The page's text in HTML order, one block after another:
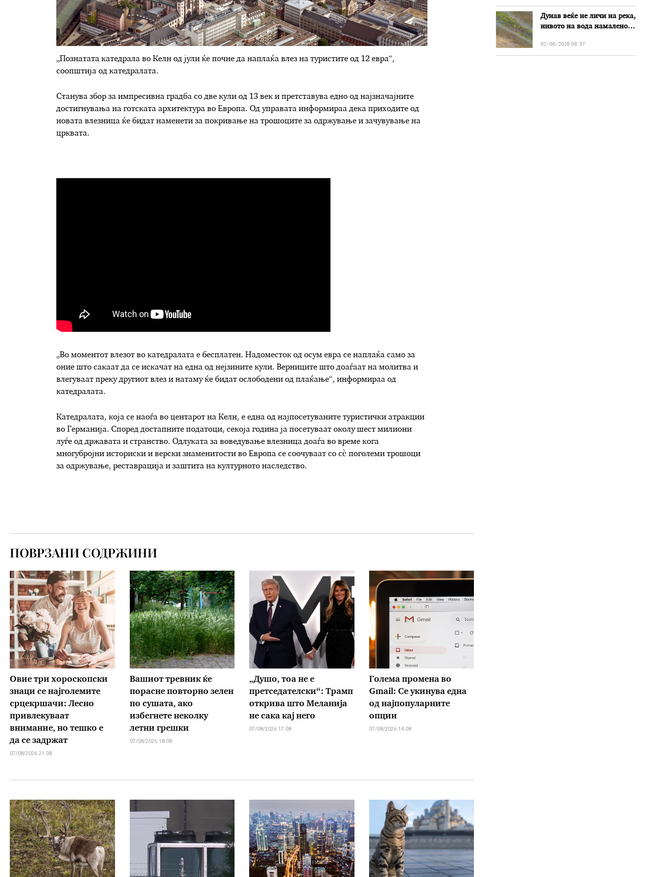
„Познатата катедрала во Келн од јули ќе почне да наплаќа влез на туристите од 12 евра“,
соопштија од катедралата.
Станува збор за импресивна градба со две кули од 13 век и претставува едно од најзначајните
достигнувања на готската архитектура во Европа. Од управата информираа дека приходите од
новата влезница ќе бидат наменети за покривање на трошоците за одржување и зачувување на
црквата.
„Во моментот влезот во катедралата е бесплатен. Надоместок од осум евра се наплаќа само за
оние што сакаат да се искачат на една од нејзините кули. Верниците што доаѓаат на молитва и
влегуваат преку другиот влез и натаму ќе бидат ослободени од плаќање“, информираа од
катедралата.
Катедралата, која се наоѓа во центарот на Келн, е една од најпосетуваните туристички атракции
во Германија. Според достапните податоци, секоја година ја посетуваат околу шест милиони
луѓе од државата и странство. Одлуката за воведување влезница доаѓа во време кога
многубројни историски и верски знаменитости во Европа се соочуваат со сè поголеми трошоци
за одржување, реставрација и заштита на културното наследство.
ПОВРЗАНИ СОДРЖИНИ
Овие три хороскопски
знаци се најголемите
срцекршачи: Лесно
привлекуваат
внимание, но тешко е
да се задржат
07/08/2026 21:08
Вашиот тревник ќе
порасне повторно зелен
по сушата, ако
избегнете неколку
летни грешки
07/08/2026 18:08
„Душо, тоа не е
претседателски“: Трамп
открива што Меланија
не сака кај него
07/08/2026 17:08
Голема промена во
Gmail: Се укинува една
од најпопуларните
опции
07/08/2026 14:08
Дунав веќе не личи на река,
нивото на вода намалено
Бугарија
02/08/2026 08:57